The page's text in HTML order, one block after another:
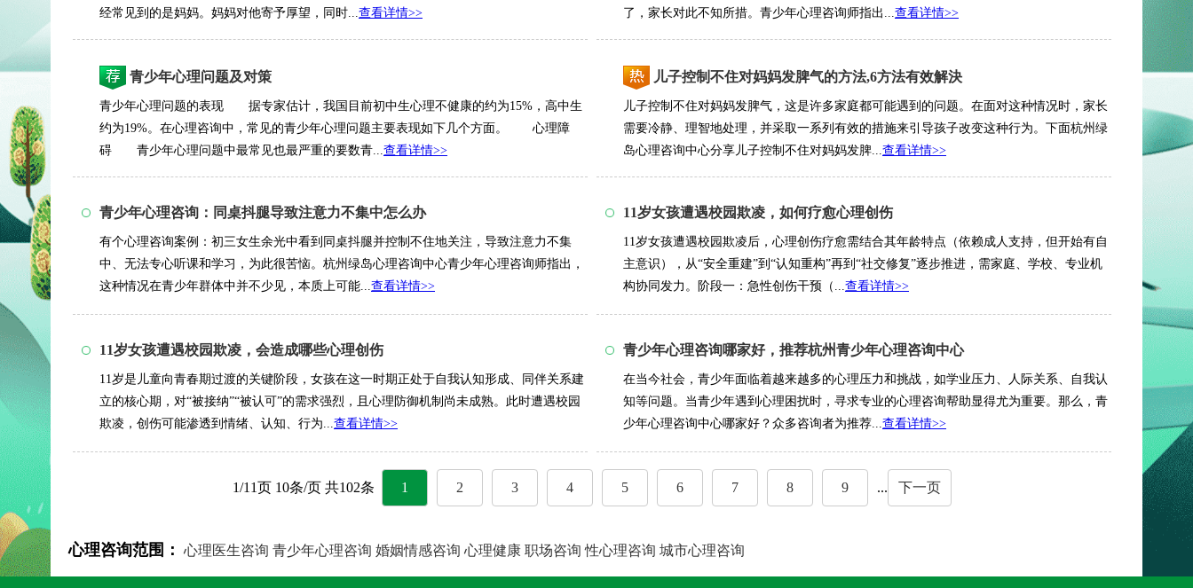
经常见到的是妈妈。妈妈对他寄予厚望，同时...查看详情>>
了，家长对此不知所措。青少年心理咨询师指出...查看详情>>
青少年心理问题及对策
青少年心理问题的表现 据专家估计，我国目前初中生心理不健康的约为15%，高中生
约为19%。在心理咨询中，常见的青少年心理问题主要表现如下几个方面。 心理障
碍 青少年心理问题中最常见也最严重的要数青...查看详情>>
儿子控制不住对妈妈发脾气的方法,6方法有效解決
儿子控制不住对妈妈发脾气，这是许多家庭都可能遇到的问题。在面对这种情况时，家长
需要冷静、理智地处理，并采取一系列有效的措施来引导孩子改变这种行为。下面杭州绿
岛心理咨询中心分享儿子控制不住对妈妈发脾...查看详情>>
青少年心理咨询：同桌抖腿导致注意力不集中怎么办
有个心理咨询案例：初三女生余光中看到同桌抖腿并控制不住地关注，导致注意力不集
中、无法专心听课和学习，为此很苦恼。杭州绿岛心理咨询中心青少年心理咨询师指出，
这种情况在青少年群体中并不少见，本质上可能...查看详情>>
11岁女孩遭遇校园欺凌，如何疗愈心理创伤
11岁女孩遭遇校园欺凌后，心理创伤疗愈需结合其年龄特点（依赖成人支持，但开始有自
主意识），从“安全重建”到“认知重构”再到“社交修复”逐步推进，需家庭、学校、专业机
构协同发力。阶段一：急性创伤干预（...查看详情>>
11岁女孩遭遇校园欺凌，会造成哪些心理创伤
11岁是儿童向青春期过渡的关键阶段，女孩在这一时期正处于自我认知形成、同伴关系建
立的核心期，对“被接纳”“被认可”的需求强烈，且心理防御机制尚未成熟。此时遭遇校园
欺凌，创伤可能渗透到情绪、认知、行为...查看详情>>
青少年心理咨询哪家好，推荐杭州青少年心理咨询中心
在当今社会，青少年面临着越来越多的心理压力和挑战，如学业压力、人际关系、自我认
知等问题。当青少年遇到心理困扰时，寻求专业的心理咨询帮助显得尤为重要。那么，青
少年心理咨询中心哪家好？众多咨询者为推荐...查看详情>>
1/11页 10条/页 共102条 1 2 3 4 5 6 7 8 9 ... 下一页
心理咨询范围： 心理医生咨询 青少年心理咨询 婚姻情感咨询 心理健康 职场咨询 性心理咨询 城市心理咨询